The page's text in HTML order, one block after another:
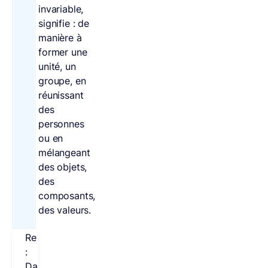
invariable,
signifie : de
manière à
former une
unité, un
groupe, en
réunissant
des
personnes
ou en
mélangeant
des objets,
des
composants,
des valeurs.
Remarque
: